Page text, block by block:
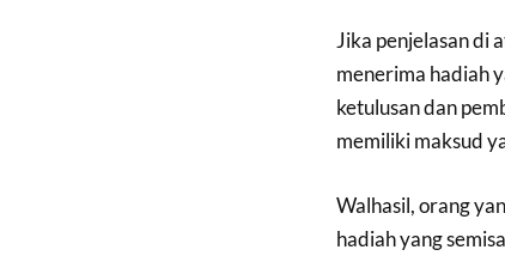
Jika penjelasan di
menerima hadiah
ketulusan dan
memiliki maksud
Walhasil, orang
hadiah yang